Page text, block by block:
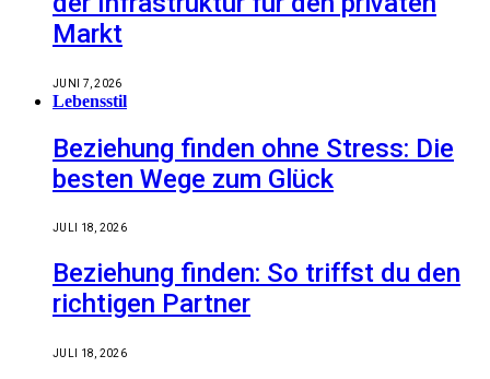
Markt
JUNI 7, 2026
Lebensstil
Beziehung finden ohne Stress: Die
besten Wege zum Glück
JULI 18, 2026
Beziehung finden: So triffst du den
richtigen Partner
JULI 18, 2026